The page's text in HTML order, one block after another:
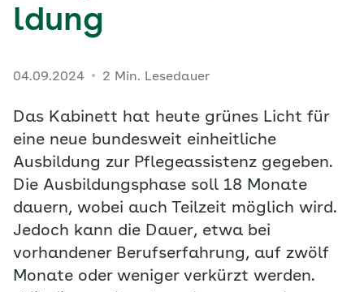
ldung
04.09.2024 2 Min. Lesedauer
Das Kabinett hat heute grünes Licht für
eine neue bundesweit einheitliche
Ausbildung zur Pflegeassistenz gegeben.
Die Ausbildungsphase soll 18 Monate
dauern, wobei auch Teilzeit möglich wird.
Jedoch kann die Dauer, etwa bei
vorhandener Berufserfahrung, auf zwölf
Monate oder weniger verkürzt werden.